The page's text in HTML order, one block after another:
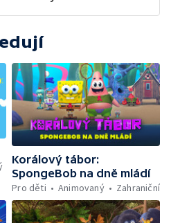
Korálový tábor:
SpongeBob na dně mládí
Pro děti
Animovaný Zahraniční